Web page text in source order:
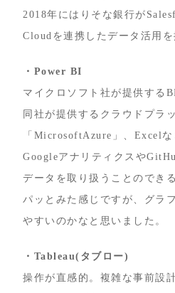
2018年にはりそな銀行が
Cloudを連携したデータ活用を
・Power BI
マイクロソフト社が提供する
同社が提供するクラウドプラ
「MicrosoftAzure」、Excelな
Googleアナリティクスや
データを取り扱うことのでき
パッとみた感じですが、グラ
やすいのかなと思いました。
・Tableau(タブロー)
操作が直感的。複雑な事前設